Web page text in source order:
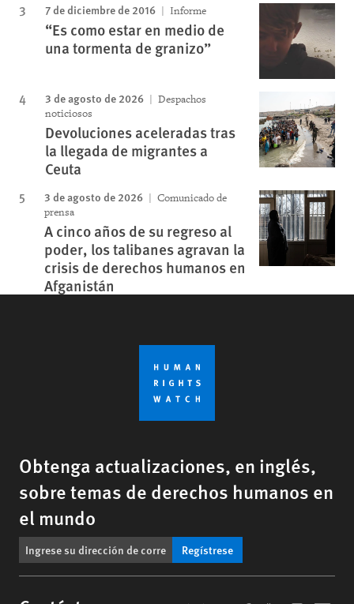
7 de diciembre de 2016 Informe
“Es como estar en medio de
una tormenta de granizo”
3 de agosto de 2026
Despachos
noticiosos
Devoluciones aceleradas tras
la llegada de migrantes a
Ceuta
3 de agosto de 2026
Comunicado de
prensa
A cinco años de su regreso al
poder, los talibanes agravan la
crisis de derechos humanos en
Afganistán
Obtenga actualizaciones, en inglés,
sobre temas de derechos humanos en
el mundo
Regístrese